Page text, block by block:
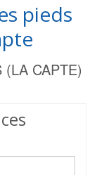
pieds
CAPTE)